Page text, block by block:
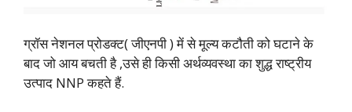
ग्रॉस नेशनल प्रोडक्ट( जीएनपी ) में से मूल्य कटौती को घटाने के
बाद जो आय बचती है ,उसे ही किसी अर्थव्यवस्था का शुद्ध राष्ट्रीय
उत्पाद NNP कहते हैं.